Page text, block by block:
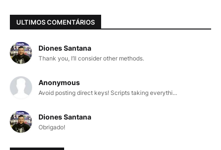
ULTIMOS COMENTÁRIOS
Diones Santana
Thank you, I’ll consider other methods.
Anonymous
Avoid posting direct keys! Scripts taking everythi...
Diones Santana
Obrigado!